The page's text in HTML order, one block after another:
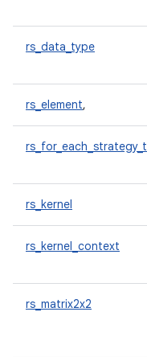
rs_data_type
rs_element,
rs_for_each_strategy_t
rs_kernel
rs_kernel_context
rs_matrix2x2